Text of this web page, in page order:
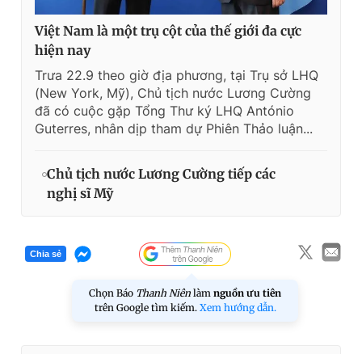
Việt Nam là một trụ cột của thế giới đa cực
hiện nay
Trưa 22.9 theo giờ địa phương, tại Trụ sở LHQ
(New York, Mỹ), Chủ tịch nước Lương Cường
đã có cuộc gặp Tổng Thư ký LHQ António
Guterres, nhân dịp tham dự Phiên Thảo luận...
Chủ tịch nước Lương Cường tiếp các
nghị sĩ Mỹ
Chia sẻ
Chọn Báo Thanh Niên làm nguồn ưu tiên
trên Google tìm kiếm. Xem hướng dẫn.